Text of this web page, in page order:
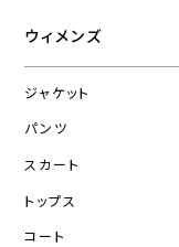
ウィメンズ
ジャケット
パンツ
スカート
トップス
コート